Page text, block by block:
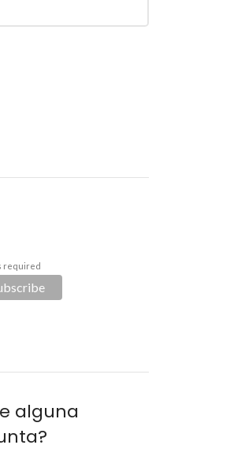
required
alguna